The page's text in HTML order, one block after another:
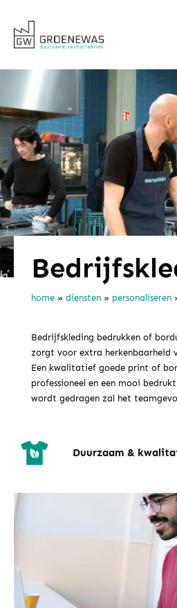
home » diensten » personaliseren
Bedrijfskleding bedrukken of
zorgt voor extra herkenbaarheid
Een kwalitatief goede print of
professioneel en een mooi
wordt gedragen zal het